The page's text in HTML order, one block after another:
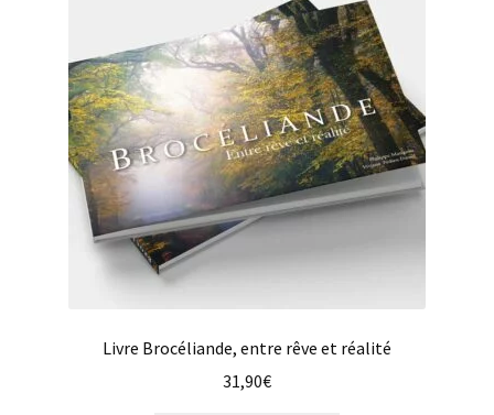
ancien
Livre Brocéliande, entre rêve et réalité
31,90€